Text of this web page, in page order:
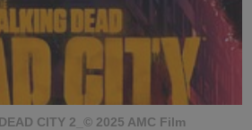
CITY 2_© 2025 AMC Film